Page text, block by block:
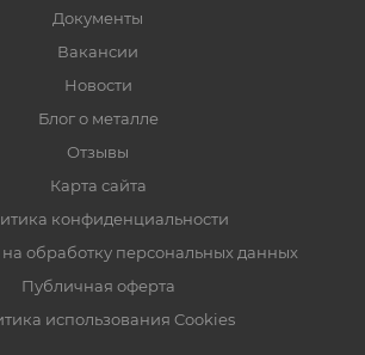
Документы
Вакансии
Новости
Блог о металле
Отзывы
Карта сайта
конфиденциальности
обработку персональных данных
Публичная оферта
использования Cookies